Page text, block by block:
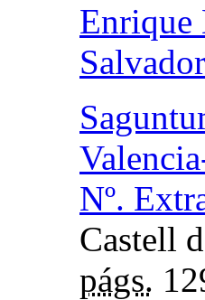
Enrique
Nº.
Castell
págs.